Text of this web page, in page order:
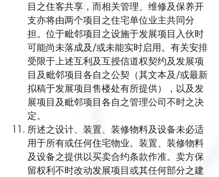
目之住客共享，而相关管理、维修及保养开
支亦将由两个项目之住宅单位业主共同分
担。位于毗邻项目之设施于发展项目入伙时
可能尚未落成及/或未能实时启用。有关安排
受限于上述互利及互授信道权契约及发展项
目及毗邻项目各自之公契（其文本及/或最新
拟稿于发展项目售楼处有所提供），以及发
展项目及毗邻项目各自之管理公司不时之决
定。
所述之设计、装置、装修物料及设备未必适
用于所有或任何住宅物业。装置、装修物料
及设备之提供以买卖合约条款作准。卖方保
留权利不时改动发展项目或其任何部分之建